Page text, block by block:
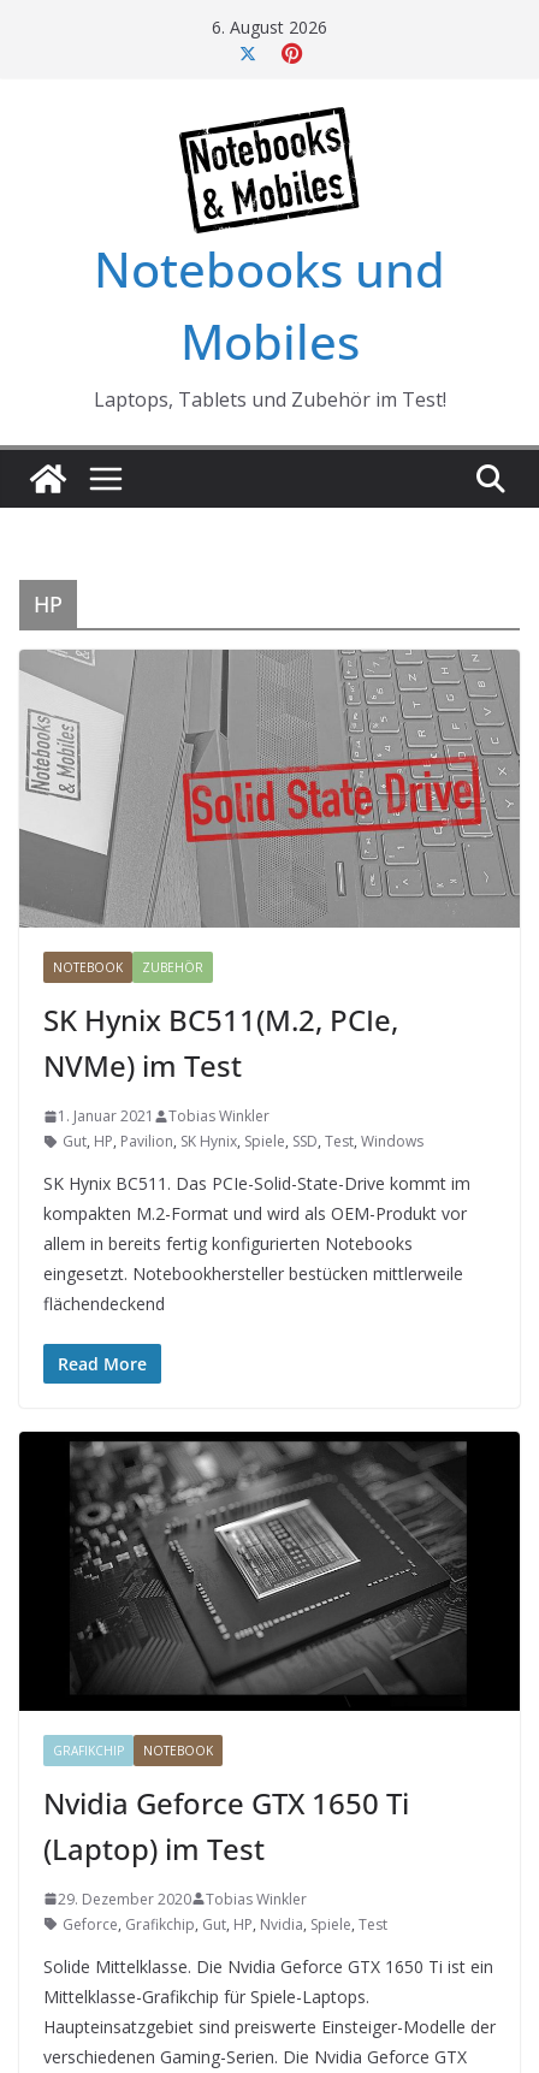
6. August 2026
Notebooks und
Mobiles
Laptops, Tablets und Zubehör im Test!
HP
NOTEBOOK ZUBEHÖR
SK Hynix BC511(M.2, PCIe,
NVMe) im Test
1. Januar 2021
Tobias Winkler
Gut, HP, Pavilion, SK Hynix, Spiele, SSD, Test, Windows
SK Hynix BC511. Das PCIe-Solid-State-Drive kommt im
kompakten M.2-Format und wird als OEM-Produkt vor
allem in bereits fertig konfigurierten Notebooks
eingesetzt. Notebookhersteller bestücken mittlerweile
flächendeckend
Read More
GRAFIKCHIP NOTEBOOK
Nvidia Geforce GTX 1650 Ti
(Laptop) im Test
29. Dezember 2020
Tobias Winkler
Geforce, Grafikchip, Gut, HP, Nvidia, Spiele, Test
Solide Mittelklasse. Die Nvidia Geforce GTX 1650 Ti ist ein
Mittelklasse-Grafikchip für Spiele-Laptops.
Haupteinsatzgebiet sind preiswerte Einsteiger-Modelle der
verschiedenen Gaming-Serien. Die Nvidia Geforce GTX